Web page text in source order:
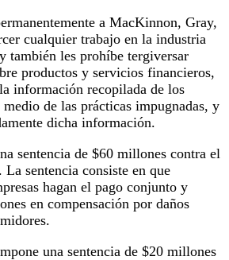
a MacKinnon, Gray,
cualquier trabajo en la industria
también les prohíbe tergiversar
productos y servicios financieros,
información recopilada de los
de las prácticas impugnadas, y
dicha información.
sentencia de $60 millones contra el
sentencia consiste en que
hagan el pago conjunto y
en compensación por daños
una sentencia de $20 millones